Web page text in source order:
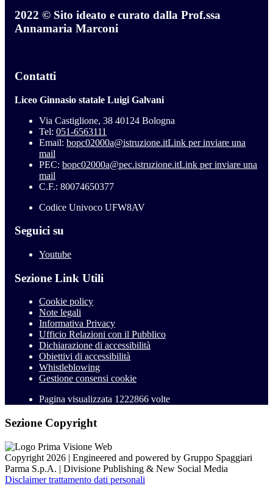
2022 © Sito ideato e curato dalla Prof.ssa
Annamaria Marconi
Contatti
Liceo Ginnasio statale Luigi Galvani
Via Castiglione, 38 40124 Bologna
Tel: 051-6563111
Email: bopc02000a@istruzione.itLink per inviare una
mail
PEC: bopc02000a@pec.istruzione.itLink per inviare una
mail
C.F.: 80074650377
Codice Univoco UFW8AV
Seguici su
Youtube
Sezione Link Utili
Cookie policy
Note legali
Informativa Privacy
Ufficio Relazioni con il Pubblico
Dichiarazione di accessibilità
Obiettivi di accessibilità
Whistleblowing
Gestione consensi cookie
Pagina visualizzata 1222866 volte
Sezione Copyright
Copyright 2026 | Engineered and powered by Gruppo Spaggiari
Parma S.p.A. | Divisione Publishing & New Social Media
Disclaimer trattamento dati personali